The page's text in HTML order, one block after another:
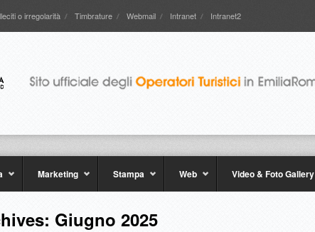
o irregolarità Timbrature Webmail Intranet Intranet2
Marketing Stampa Web Video & Foto Gallery
Giugno 2025